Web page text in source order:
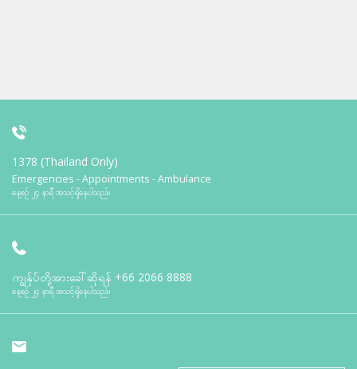
1378 (Thailand Only)
Emergencies - Appointments - Ambulance
နေ့စဉ် ၂၄ နာရီ အသင့်ရှိနေပါသည်။
ကျွန်ုပ်တို့အားခေါ်ဆိုရန် +66 2066 8888
နေ့စဉ် ၂၄ နာရီ အသင့်ရှိနေပါသည်။